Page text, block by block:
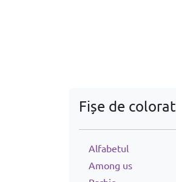
Fișe de colorat
Alfabetul
Among us